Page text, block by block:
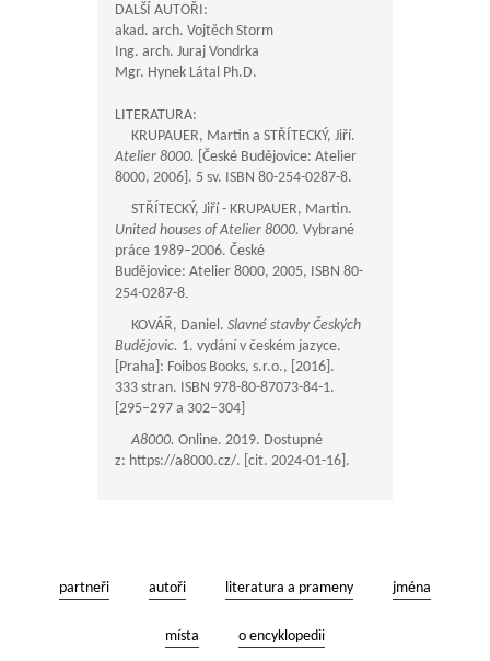
DALŠÍ AUTOŘI:
akad. arch. Vojtěch Storm
Ing. arch. Juraj Vondrka
Mgr. Hynek Látal Ph.D.
LITERATURA:
KRUPAUER, Martin a STŘÍTECKÝ, Jiří.
Atelier 8000. [České Budějovice: Atelier
8000, 2006]. 5 sv. ISBN 80-254-0287-8.
STŘÍTECKÝ, Jiří - KRUPAUER, Martin.
United houses of Atelier 8000. Vybrané
práce 1989–2006. České
Budějovice: Atelier 8000, 2005, ISBN 80-
254-0287-8.
KOVÁŘ, Daniel. Slavné stavby Českých
Budějovic. 1. vydání v českém jazyce.
[Praha]: Foibos Books, s.r.o., [2016].
333 stran. ISBN 978-80-87073-84-1.
[295–297 a 302–304]
A8000. Online. 2019. Dostupné
z: https://a8000.cz/. [cit. 2024-01-16].
partneři autoři literatura a prameny jména
místa o encyklopedii